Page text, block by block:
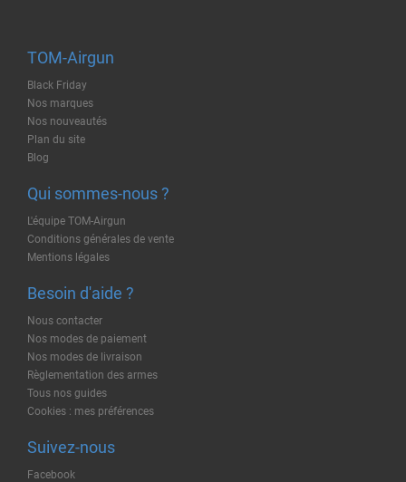
TOM-Airgun
Black Friday
Nos marques
Nos nouveautés
Plan du site
Blog
Qui sommes-nous ?
L'équipe TOM-Airgun
Conditions générales de vente
Mentions légales
Besoin d'aide ?
Nous contacter
Nos modes de paiement
Nos modes de livraison
Règlementation des armes
Tous nos guides
Cookies : mes préférences
Suivez-nous
Facebook